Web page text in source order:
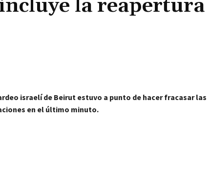
la reapertura
israelí de Beirut estuvo a punto de hacer fracasar las
en el último minuto.